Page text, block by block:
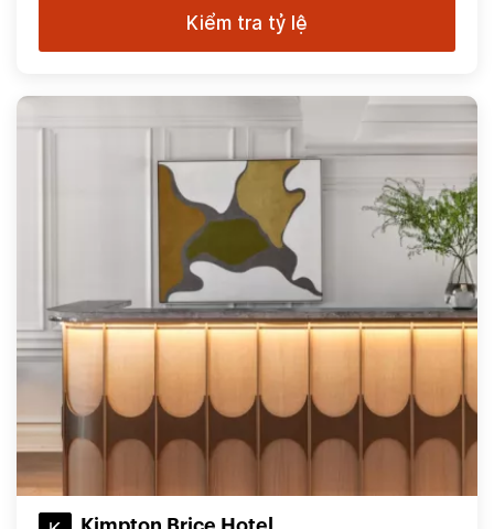
Kiểm tra tỷ lệ